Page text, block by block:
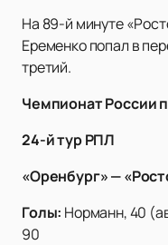
На 89-й минуте
Еременко попал в
третий.
Чемпионат России
24-й тур РПЛ
«Оренбург» —
Голы: Норманн, 40
90